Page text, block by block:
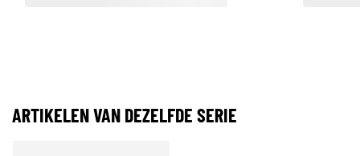
ARTIKELEN VAN DEZELFDE SERIE